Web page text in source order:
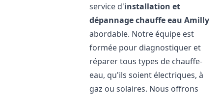
service d'installation et
dépannage chauffe eau Amilly
abordable. Notre équipe est
formée pour diagnostiquer et
réparer tous types de chauffe-
eau, qu'ils soient électriques, à
gaz ou solaires. Nous offrons